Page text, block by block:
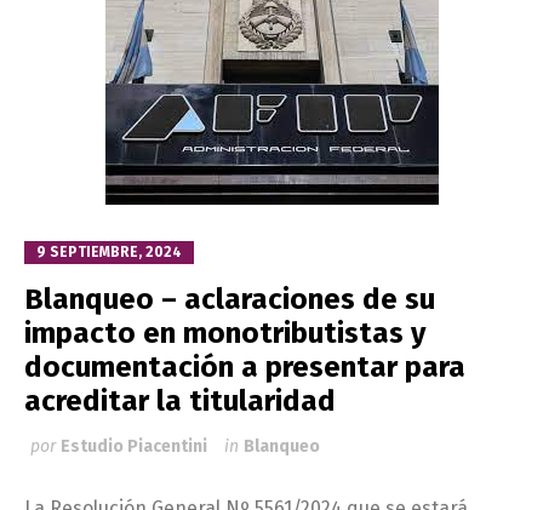
9 SEPTIEMBRE, 2024
Blanqueo – aclaraciones de su
impacto en monotributistas y
documentación a presentar para
acreditar la titularidad
por Estudio Piacentini in Blanqueo